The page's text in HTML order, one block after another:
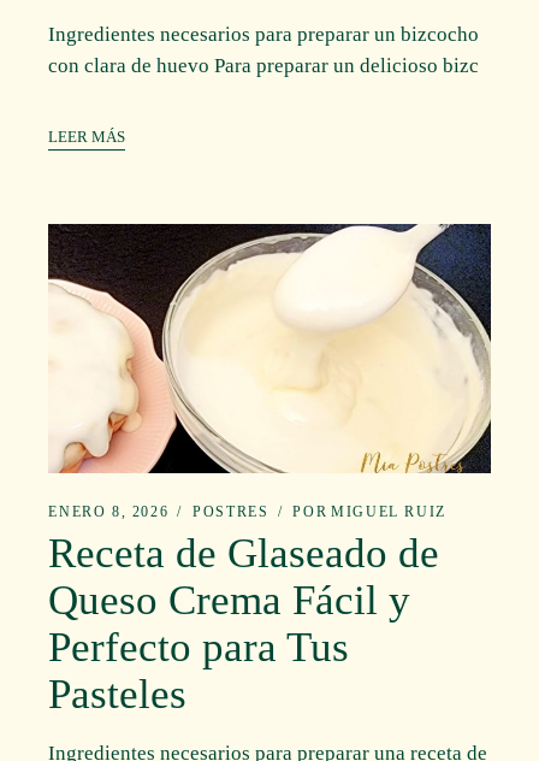
Ingredientes necesarios para preparar un bizcocho
con clara de huevo Para preparar un delicioso bizc
LEER MÁS
ENERO 8, 2026 POSTRES POR MIGUEL RUIZ
Receta de Glaseado de
Queso Crema Fácil y
Perfecto para Tus
Pasteles
Ingredientes necesarios para preparar una receta de